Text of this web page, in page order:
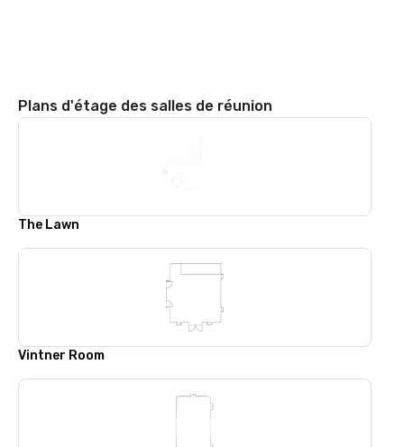
Plans d'étage des salles de réunion
The Lawn
Vintner Room